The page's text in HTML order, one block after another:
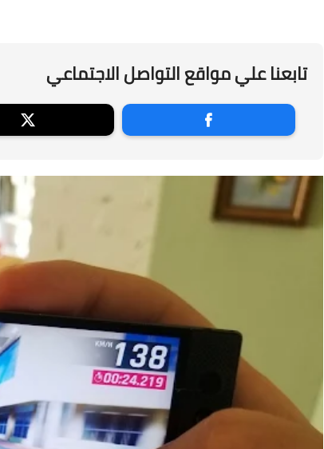
تابعنا علي مواقع التواصل الاجتماعي